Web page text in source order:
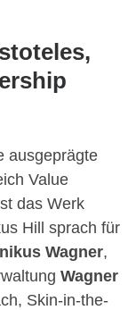
ausgeprägte
Value
das Werk
Hill sprach für
Wagner,
Wagner
Skin-in-the-